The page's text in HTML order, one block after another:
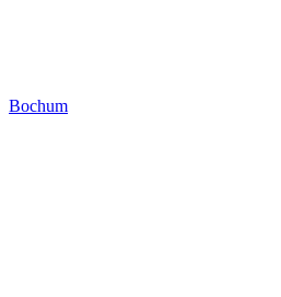
Bochum